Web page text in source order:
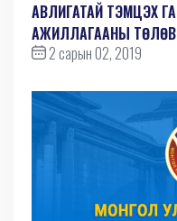
АВЛИГАТАЙ ТЭМЦЭХ
АЖИЛЛАГААНЫ
2 сарын 02, 2019